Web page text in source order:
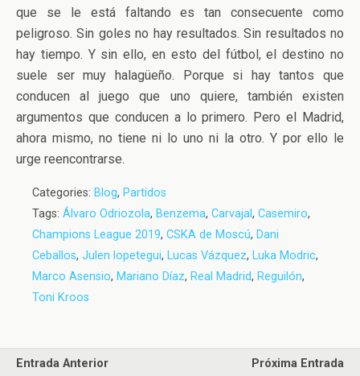
que se le está faltando es tan consecuente como
peligroso. Sin goles no hay resultados. Sin resultados no
hay tiempo. Y sin ello, en esto del fútbol, el destino no
suele ser muy halagüeño. Porque si hay tantos que
conducen al juego que uno quiere, también existen
argumentos que conducen a lo primero. Pero el Madrid,
ahora mismo, no tiene ni lo uno ni la otro. Y por ello le
urge reencontrarse.
Categories: Blog, Partidos
Tags: Álvaro Odriozola, Benzema, Carvajal, Casemiro,
Champions League 2019, CSKA de Moscú, Dani
Ceballos, Julen lopetegui, Lucas Vázquez, Luka Modric,
Marco Asensio, Mariano Díaz, Real Madrid, Reguilón,
Toni Kroos
Entrada Anterior
Próxima Entrada